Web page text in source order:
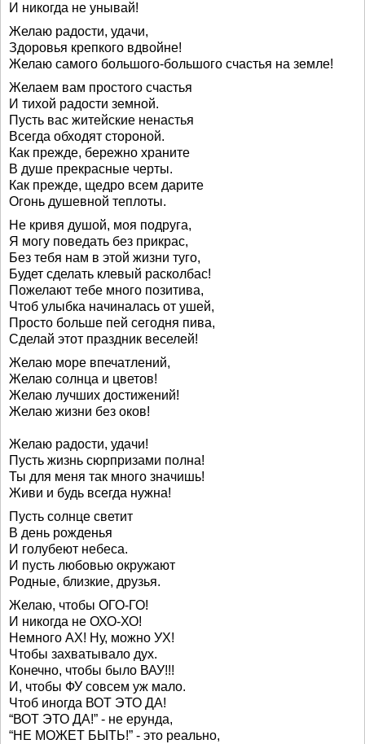
И никогда не унывай!
Желаю радости, удачи,
Здоровья крепкого вдвойне!
Желаю самого большого-большого счастья на земле!
Желаем вам простого счастья
И тихой радости земной.
Пусть вас житейские ненастья
Всегда обходят стороной.
Как прежде, бережно храните
В душе прекрасные черты.
Как прежде, щедро всем дарите
Огонь душевной теплоты.
Не кривя душой, моя подруга,
Я могу поведать без прикрас,
Без тебя нам в этой жизни туго,
Будет сделать клевый расколбас!
Пожелают тебе много позитива,
Чтоб улыбка начиналась от ушей,
Просто больше пей сегодня пива,
Сделай этот праздник веселей!
Желаю море впечатлений,
Желаю солнца и цветов!
Желаю лучших достижений!
Желаю жизни без оков!
Желаю радости, удачи!
Пусть жизнь сюрпризами полна!
Ты для меня так много значишь!
Живи и будь всегда нужна!
Пусть солнце светит
В день рожденья
И голубеют небеса.
И пусть любовью окружают
Родные, близкие, друзья.
Желаю, чтобы ОГО-ГО!
И никогда не ОХО-ХО!
Немного АХ! Ну, можно УХ!
Чтобы захватывало дух.
Конечно, чтобы было ВАУ!!!
И, чтобы ФУ совсем уж мало.
Чтоб иногда ВОТ ЭТО ДА!
“ВОТ ЭТО ДА!” - не ерунда,
“НЕ МОЖЕТ БЫТЬ!” - это реально,